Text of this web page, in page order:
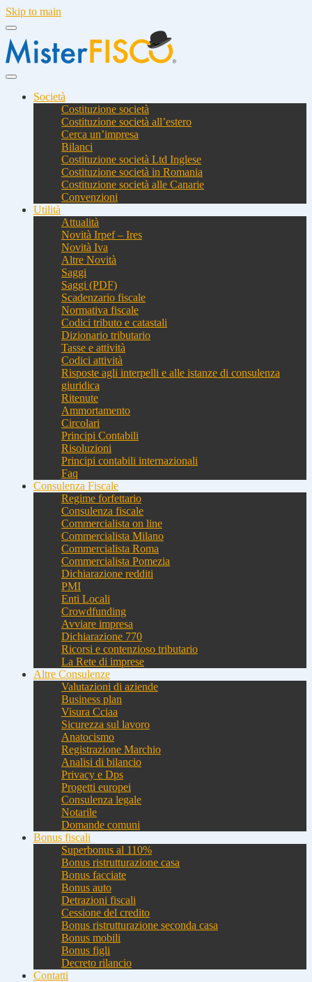
Skip to main
Società
Costituzione società
Costituzione società all’estero
Cerca un’impresa
Bilanci
Costituzione società Ltd Inglese
Costituzione società in Romania
Costituzione società alle Canarie
Convenzioni
Utilità
Attualità
Novità Irpef – Ires
Novità Iva
Altre Novità
Saggi
Saggi (PDF)
Scadenzario fiscale
Normativa fiscale
Codici tributo e catastali
Dizionario tributario
Tasse e attività
Codici attività
Risposte agli interpelli e alle istanze di consulenza
giuridica
Ritenute
Ammortamento
Circolari
Principi Contabili
Risoluzioni
Principi contabili internazionali
Faq
Consulenza Fiscale
Regime forfettario
Consulenza fiscale
Commercialista on line
Commercialista Milano
Commercialista Roma
Commercialista Pomezia
Dichiarazione redditi
PMI
Enti Locali
Crowdfunding
Avviare impresa
Dichiarazione 770
Ricorsi e contenzioso tributario
La Rete di imprese
Altre Consulenze
Valutazioni di aziende
Business plan
Visura Cciaa
Sicurezza sul lavoro
Anatocismo
Registrazione Marchio
Analisi di bilancio
Privacy e Dps
Progetti europei
Consulenza legale
Notarile
Domande comuni
Bonus fiscali
Superbonus al 110%
Bonus ristrutturazione casa
Bonus facciate
Bonus auto
Detrazioni fiscali
Cessione del credito
Bonus ristrutturazione seconda casa
Bonus mobili
Bonus figli
Decreto rilancio
Contatti